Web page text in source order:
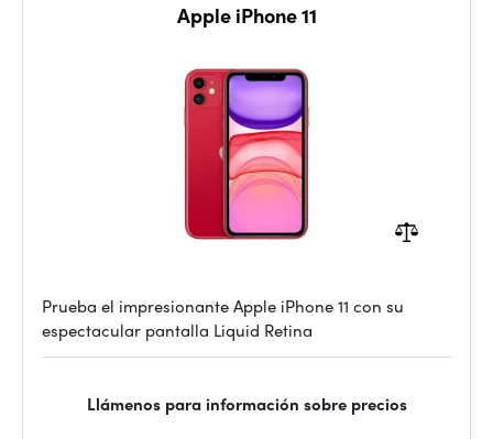
Apple iPhone 11
Prueba el impresionante Apple iPhone 11 con su
espectacular pantalla Liquid Retina
Llámenos para información sobre precios